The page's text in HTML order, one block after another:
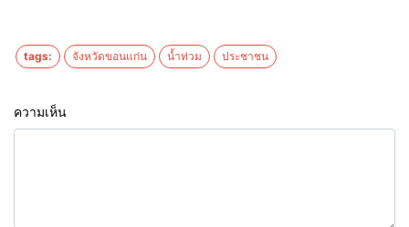
tags: จังหวัดขอนแก่น น้ำท่วม ประชาชน
ความเห็น